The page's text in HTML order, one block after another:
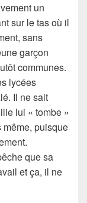
un
sur le tas où il
sans
garçon
communes.
lycées
Il ne sait
lui « tombe »
puisque
que sa
et ça, il ne